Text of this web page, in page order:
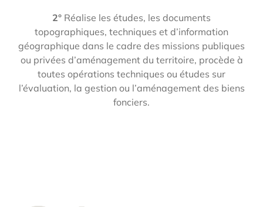
2° Réalise les études, les documents
topographiques, techniques et d’information
géographique dans le cadre des missions publiques
ou privées d’aménagement du territoire, procède à
toutes opérations techniques ou études sur
l’évaluation, la gestion ou l’aménagement des biens
fonciers.